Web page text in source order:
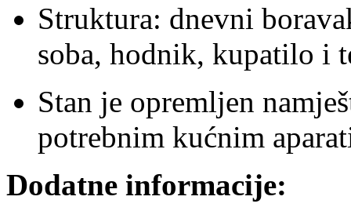
Struktura: dnevni
soba, hodnik, kupatilo i
Stan je opremljen
potrebnim kućnim
Dodatne informacije: